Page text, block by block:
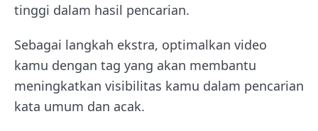
tinggi dalam hasil pencarian.
Sebagai langkah ekstra, optimalkan video
kamu dengan tag yang akan membantu
meningkatkan visibilitas kamu dalam pencarian
kata umum dan acak.